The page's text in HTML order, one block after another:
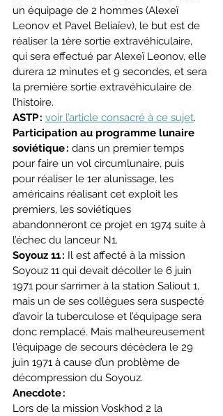
un équipage de 2 hommes (Alexeï
Leonov et Pavel Beliaïev), le but est de
réaliser la 1ère sortie extravéhiculaire,
qui sera effectué par Alexeï Leonov, elle
durera 12 minutes et 9 secondes, et sera
la première sortie extravéhiculaire de
l’histoire.
ASTP : voir l’article consacré à ce sujet.
Participation au programme lunaire
soviétique : dans un premier temps
pour faire un vol circumlunaire, puis
pour réaliser le 1er alunissage, les
américains réalisant cet exploit les
premiers, les soviétiques
abandonneront ce projet en 1974 suite à
l’échec du lanceur N1.
Soyouz 11 : Il est affecté à la mission
Soyouz 11 qui devait décoller le 6 juin
1971 pour s’arrimer à la station Saliout 1,
mais un de ses collègues sera suspecté
d’avoir la tuberculose et l’équipage sera
donc remplacé. Mais malheureusement
l'équipage de secours décèdera le 29
juin 1971 à cause d’un problème de
décompression du Soyouz.
Anecdote :
Lors de la mission Voskhod 2 la